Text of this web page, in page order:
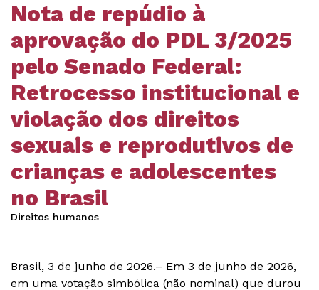
Nota de repúdio à
aprovação do PDL 3/2025
pelo Senado Federal:
Retrocesso institucional e
violação dos direitos
sexuais e reprodutivos de
crianças e adolescentes
no Brasil
Direitos humanos
Brasil, 3 de junho de 2026.– Em 3 de junho de 2026,
em uma votação simbólica (não nominal) que durou